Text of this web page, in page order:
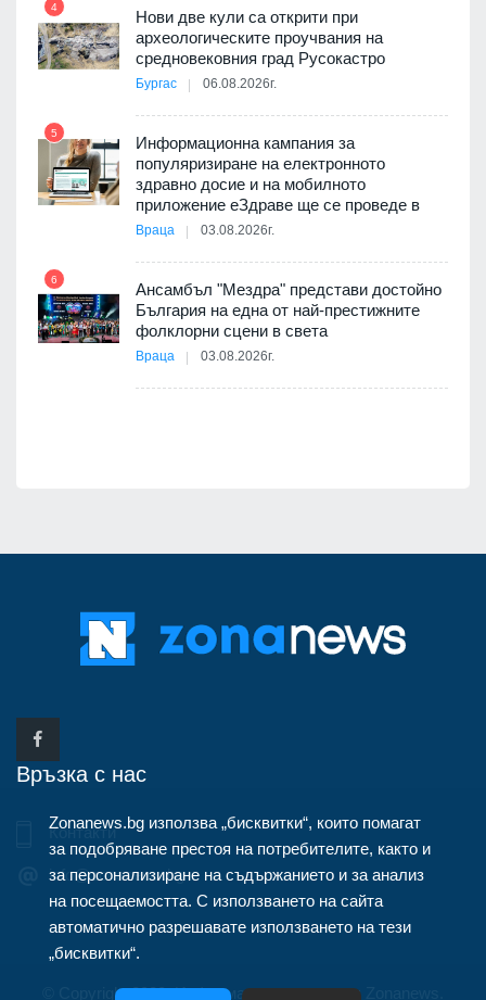
4
Нови две кули са открити при
археологическите проучвания на
средновековния град Русокастро
Бургас 06.08.2026г.
5
Информационна кампания за
популяризиране на електронното
здравно досие и на мобилното
приложение еЗдраве ще се проведе в
Враца 03.08.2026г.
6
Ансамбъл "Мездра" представи достойно
България на една от най-престижните
фолклорни сцени в света
Враца 03.08.2026г.
Връзка с нас
Контакти
info@zonanews.bg
© Copyright 2020, Информационна агенция Zonanews.
Zonanews.bg използва „бисквитки“, които помагат
за подобряване престоя на потребителите, както и
за персонализиране на съдържанието и за анализ
на посещаемостта. С използването на сайта
автоматично разрешавате използването на тези
„бисквитки“.